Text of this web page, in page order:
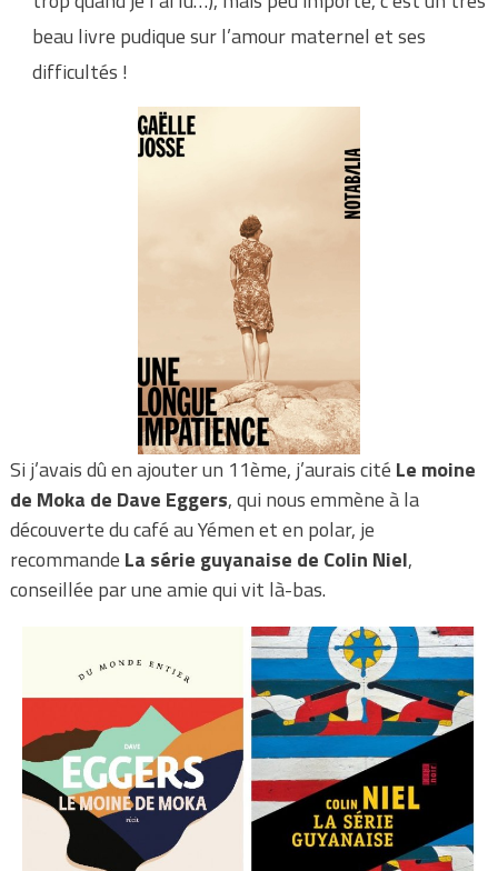
beau livre pudique sur l’amour maternel et ses
difficultés !
Si j’avais dû en ajouter un 11ème, j’aurais cité Le moine
de Moka de Dave Eggers, qui nous emmène à la
découverte du café au Yémen et en polar, je
recommande La série guyanaise de Colin Niel,
conseillée par une amie qui vit là-bas.